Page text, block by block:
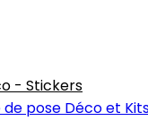
- Stickers
de pose Déco et